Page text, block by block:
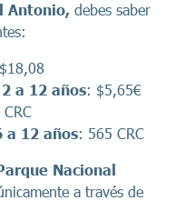
Antonio, debes saber
a 12 años: $5,65€
a 12 años: 565 CRC
Nacional
a través de